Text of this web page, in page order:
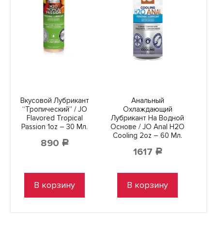
Вкусовой Лубрикант
“Тропический” / JO
Flavored Tropical
Passion 1oz – 30 Мл.
890 Р
В корзину
Анальный
Охлаждающий
Лубрикант На Водной
Основе / JO Anal H2O
Cooling 2oz – 60 Мл.
1617 Р
В корзину